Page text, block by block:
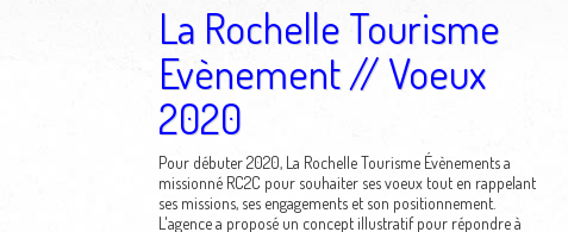
La Rochelle Tourisme
Evènement // Voeux
2020
Pour débuter 2020, La Rochelle Tourisme Évènements a
missionné RC2C pour souhaiter ses voeux tout en rappelant
ses missions, ses engagements et son positionnement.
L'agence a proposé un concept illustratif pour répondre à